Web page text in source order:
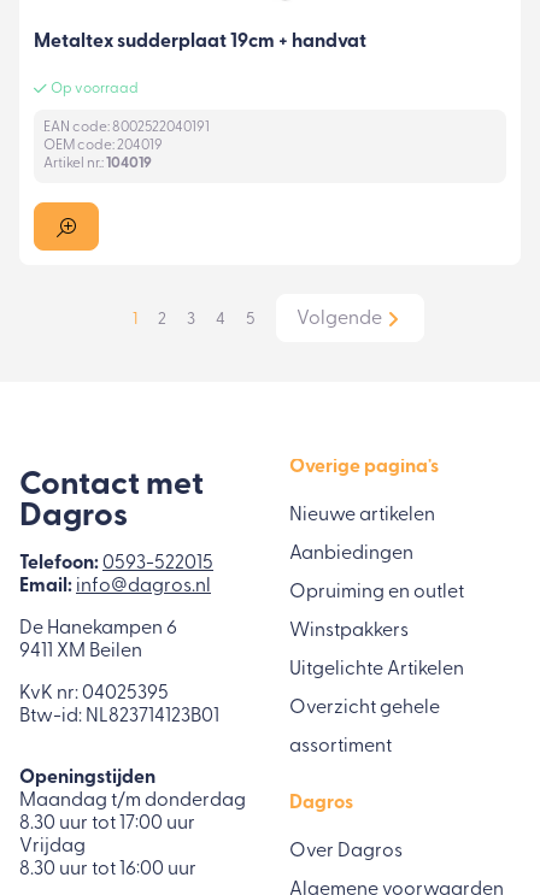
Metaltex sudderplaat 19cm + handvat
Op voorraad
EAN code: 8002522040191
OEM code: 204019
Artikel nr.:104019
1 2 3 4 5 Volgende
Contact met
Dagros
Telefoon:0593-522015
Email: info@dagros.nl
De Hanekampen 6
9411 XM Beilen
KvK nr: 04025395
Btw-id: NL823714123B01
Openingstijden
Maandag t/m donderdag
8.30 uur tot 17:00 uur
Vrijdag
8.30 uur tot 16:00 uur
Overige pagina's
Nieuwe artikelen
Aanbiedingen
Opruiming en outlet
Winstpakkers
Uitgelichte Artikelen
Overzicht gehele
assortiment
Dagros
Over Dagros
Algemene voorwaarden